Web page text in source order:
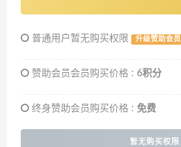
普通用户暂无购买权限 升级赞助会员
赞助会员会员购买价格 : 6积分
终身赞助会员购买价格 : 免费
暂无购买权限